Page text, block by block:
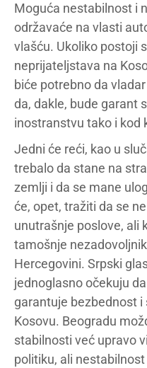
Moguća nestabilnost i
održavaće na vlasti
vlašću. Ukoliko postoji
neprijateljstava na
biće potrebno da
da, dakle, bude garant
inostranstvu tako i kod
Jedni će reći, kao u
trebalo da stane na
zemlji i da se mane
će, opet, tražiti da se
unutrašnje poslove, ali
tamošnje
Hercegovini. Srpski
jednoglasno očekuju
garantuje bezbednost i
Kosovu. Beogradu
stabilnosti već upravo
politiku, ali